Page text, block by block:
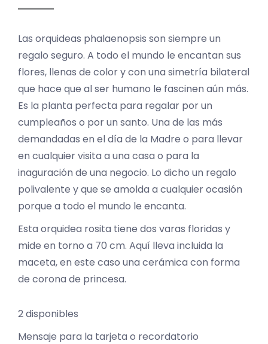
Las orquideas phalaenopsis son siempre un
regalo seguro. A todo el mundo le encantan sus
flores, llenas de color y con una simetría bilateral
que hace que al ser humano le fascinen aún más.
Es la planta perfecta para regalar por un
cumpleaños o por un santo. Una de las más
demandadas en el día de la Madre o para llevar
en cualquier visita a una casa o para la
inaguración de una negocio. Lo dicho un regalo
polivalente y que se amolda a cualquier ocasión
porque a todo el mundo le encanta.
Esta orquidea rosita tiene dos varas floridas y
mide en torno a 70 cm. Aquí lleva incluida la
maceta, en este caso una cerámica con forma
de corona de princesa.
2 disponibles
Mensaje para la tarjeta o recordatorio